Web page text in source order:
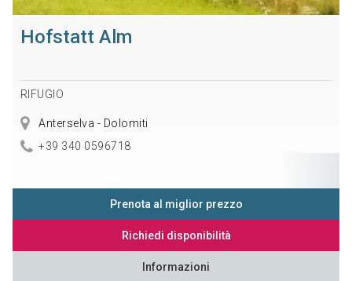
Hofstatt Alm
RIFUGIO
Anterselva - Dolomiti
+39 340 0596718
Prenota al miglior prezzo
Richiedi disponibilità
Informazioni